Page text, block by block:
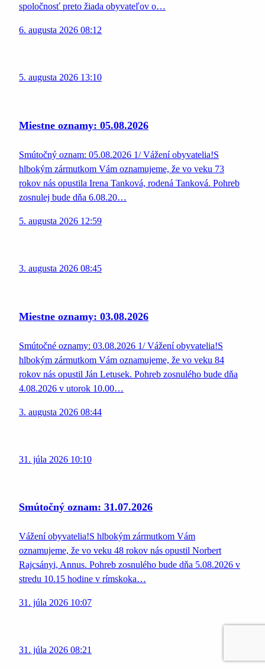
spoločnosť preto žiada obyvateľov o…
6. augusta 2026 08:12
5. augusta 2026 13:10
Miestne oznamy: 05.08.2026
Smútočný oznam: 05.08.2026 1/ Vážení obyvatelia!S
hlbokým zármutkom Vám oznamujeme, že vo veku 73
rokov nás opustila Irena Tanková, rodená Tanková. Pohreb
zosnulej bude dňa 6.08.20…
5. augusta 2026 12:59
3. augusta 2026 08:45
Miestne oznamy: 03.08.2026
Smútočné oznamy: 03.08.2026 1/ Vážení obyvatelia!S
hlbokým zármutkom Vám oznamujeme, že vo veku 84
rokov nás opustil Ján Letusek. Pohreb zosnulého bude dňa
4.08.2026 v utorok 10.00…
3. augusta 2026 08:44
31. júla 2026 10:10
Smútočný oznam: 31.07.2026
Vážení obyvatelia!S hlbokým zármutkom Vám
oznamujeme, že vo veku 48 rokov nás opustil Norbert
Rajcsányi, Annus. Pohreb zosnulého bude dňa 5.08.2026 v
stredu 10.15 hodine v rímskoka…
31. júla 2026 10:07
31. júla 2026 08:21